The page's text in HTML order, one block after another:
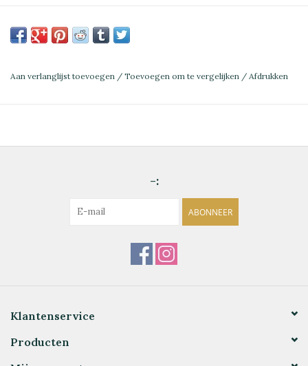
Aan verlanglijst toevoegen / Toevoegen om te vergelijken / Afdrukken
-:
ABONNEER
Klantenservice
Producten